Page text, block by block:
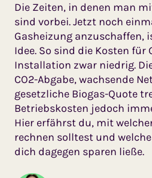
Die Zeiten, in denen man
sind vorbei. Jetzt noch
Gasheizung anzuschaffen,
Idee. So sind die Kosten für
Installation zwar niedrig.
CO2-Abgabe, wachsende
gesetzliche Biogas-Quote
Betriebskosten jedoch
Hier erfährst du, mit
rechnen solltest und
dich dagegen sparen ließe.